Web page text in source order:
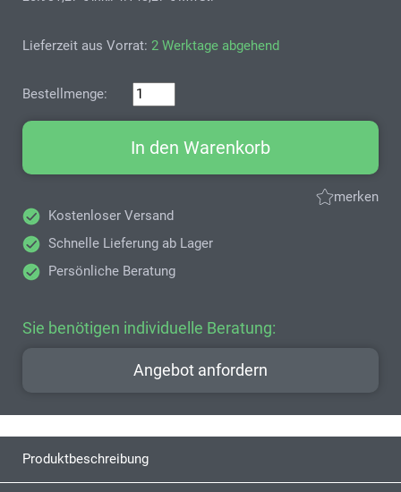
Lieferzeit aus Vorrat: 2 Werktage abgehend
Bestellmenge:
In den Warenkorb
merken
Kostenloser Versand
Schnelle Lieferung ab Lager
Persönliche Beratung
Sie benötigen individuelle Beratung:
Angebot anfordern
Produktbeschreibung